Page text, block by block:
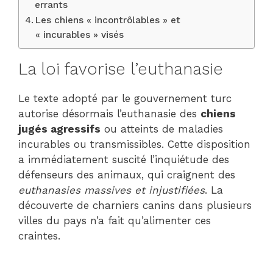
errants
Les chiens « incontrôlables » et
« incurables » visés
La loi favorise l’euthanasie
Le texte adopté par le gouvernement turc
autorise désormais l’euthanasie des chiens
jugés agressifs ou atteints de maladies
incurables ou transmissibles. Cette disposition
a immédiatement suscité l’inquiétude des
défenseurs des animaux, qui craignent des
euthanasies massives et injustifiées. La
découverte de charniers canins dans plusieurs
villes du pays n’a fait qu’alimenter ces
craintes.